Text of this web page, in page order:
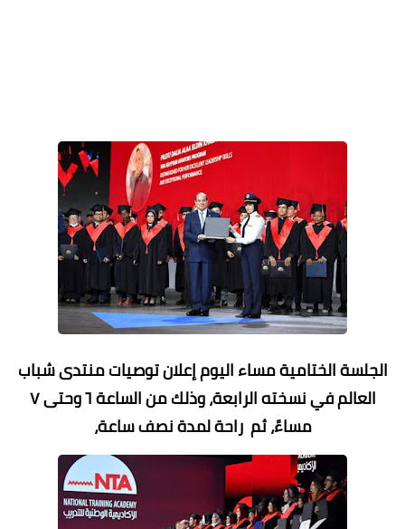
الجلسة الختامية مساء اليوم إعلان توصيات منتدى شباب
العالم في نسخته الرابعة، وذلك من الساعة ٦ وحتى ٧
مساءً، ثم راحة لمدة نصف ساعة،